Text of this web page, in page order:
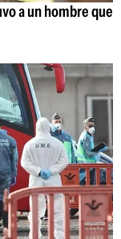
a un hombre que